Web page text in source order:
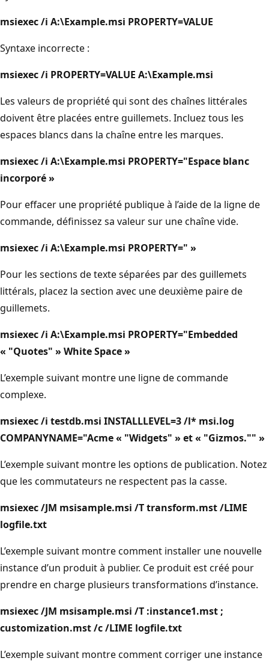
msiexec /i A:\Example.msi PROPERTY=VALUE
Syntaxe incorrecte :
msiexec /i PROPERTY=VALUE A:\Example.msi
Les valeurs de propriété qui sont des chaînes littérales
doivent être placées entre guillemets. Incluez tous les
espaces blancs dans la chaîne entre les marques.
msiexec /i A:\Example.msi PROPERTY="Espace blanc
incorporé »
Pour effacer une propriété publique à l’aide de la ligne de
commande, définissez sa valeur sur une chaîne vide.
msiexec /i A:\Example.msi PROPERTY=" »
Pour les sections de texte séparées par des guillemets
littérals, placez la section avec une deuxième paire de
guillemets.
msiexec /i A:\Example.msi PROPERTY="Embedded
« "Quotes" » White Space »
L’exemple suivant montre une ligne de commande
complexe.
msiexec /i testdb.msi INSTALLLEVEL=3 /l* msi.log
COMPANYNAME="Acme « "Widgets" » et « "Gizmos."" »
L’exemple suivant montre les options de publication. Notez
que les commutateurs ne respectent pas la casse.
msiexec /JM msisample.msi /T transform.mst /LIME
logfile.txt
L’exemple suivant montre comment installer une nouvelle
instance d’un produit à publier. Ce produit est créé pour
prendre en charge plusieurs transformations d’instance.
msiexec /JM msisample.msi /T :instance1.mst ;
customization.mst /c /LIME logfile.txt
L’exemple suivant montre comment corriger une instance